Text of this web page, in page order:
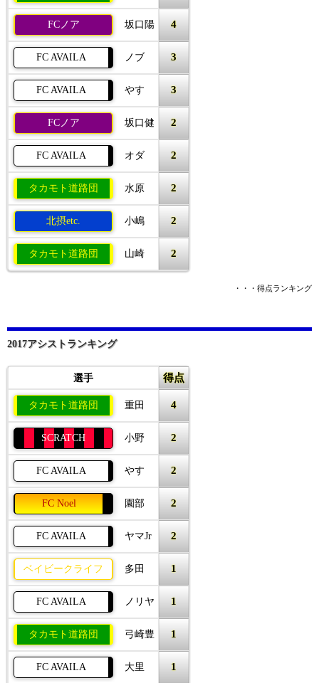
FCノア 坂口陽 4
FC AVAILA ノブ 3
FC AVAILA やす 3
FCノア 坂口健 2
FC AVAILA オダ 2
タカモト道路団 水原 2
北摂etc. 小嶋 2
タカモト道路団 山崎 2
・・・得点ランキング
2017アシストランキング
選手 得点
タカモト道路団 重田 4
SCRATCH 小野 2
FC AVAILA やす 2
FC Noel 園部 2
FC AVAILA ヤマJr 2
ベイビークライフ 多田 1
FC AVAILA ノリヤ 1
タカモト道路団 弓崎豊 1
FC AVAILA 大里 1